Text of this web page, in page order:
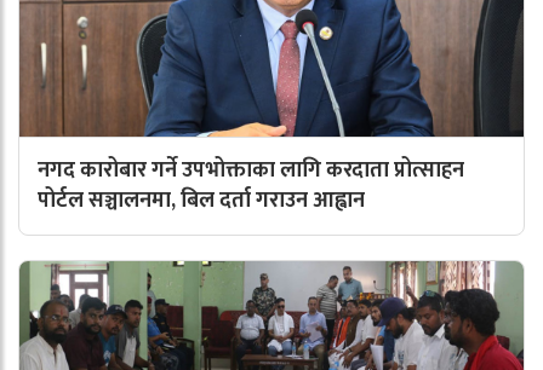
नगद कारोबार गर्ने उपभोक्ताका लागि करदाता प्रोत्साहन
पोर्टल सञ्चालनमा, बिल दर्ता गराउन आह्वान